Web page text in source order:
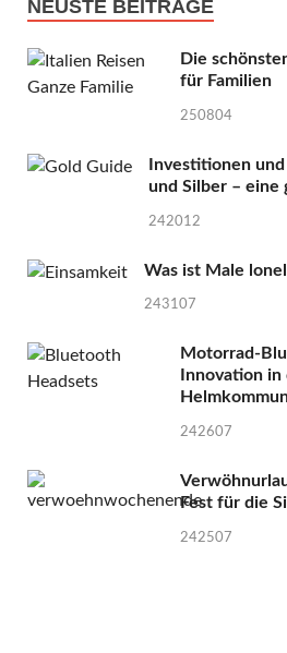
NEUSTE BEITRÄGE
Die
für Familien
250804
Investitionen
und Silber – eine
242012
Was ist Male
243107
Motorrad-
Innovation in
242607
Fest für die
242507